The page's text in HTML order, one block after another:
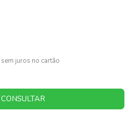
sem juros no cartão
CONSULTAR